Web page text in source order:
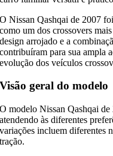
O Nissan Qashqai de 2007
como um dos crossovers
design arrojado e a
contribuíram para sua ampla
evolução dos veículos
Visão geral do modelo
O modelo Nissan Qashqai
atendendo às diferentes
variações incluem diferentes
tração.